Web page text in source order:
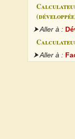
⮞ Aller à :
⮞ Aller à :